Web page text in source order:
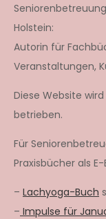
Holstein:
Autorin für
Veranstaltungen,
Diese Website
betrieben.
Für
Praxisbücher als E-
– Lachyoga-Buch
– Impulse für